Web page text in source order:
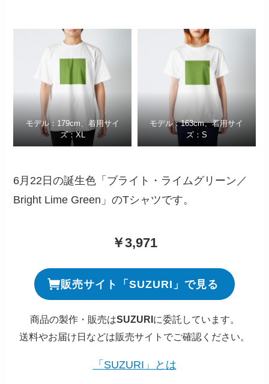
モデル：179cm、着用サイ
ズ：XL
モデル：163cm、着用サイ
ズ：S
6月22日の誕生色「ブライト・ライムグリーン／
Bright Lime Green」のTシャツです。
￥3,971
販売サイト「SUZURI」で見る
商品の製作・販売はSUZURIに委託しています。
送料やお届け日などは販売サイトでご確認ください。
「SUZURI」とは